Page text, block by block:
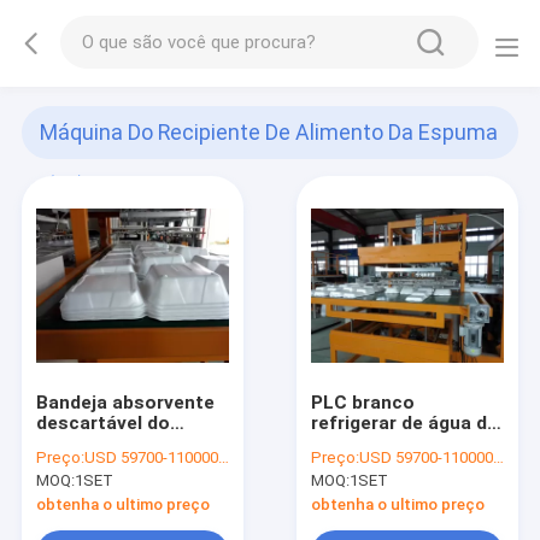
Máquina Do Recipiente De Alimento Da Espuma
Bandeja absorvente
descartável do
máquina com braço
de Robort
Preço:USD 59700-110000 PER SET
MOQ:1SET
obtenha o ultimo preço
PLC branco
refrigerar de água da
recipiente de
alimento da espuma
plástica controlado
Preço:USD 59700-110000 per set
MOQ:1SET
obtenha o ultimo preço